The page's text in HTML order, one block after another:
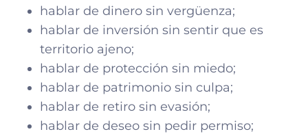
hablar de dinero sin vergüenza;
hablar de inversión sin sentir que es
territorio ajeno;
hablar de protección sin miedo;
hablar de patrimonio sin culpa;
hablar de retiro sin evasión;
hablar de deseo sin pedir permiso;